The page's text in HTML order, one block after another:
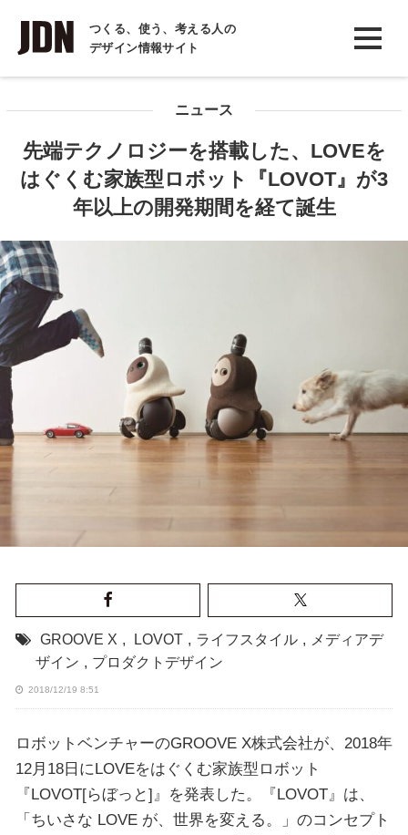
つくる、使う、考える人の
デザイン情報サイト
INTERVIEW
インタビュー
COLUMN
コラム
ニュース
先端テクノロジーを搭載した、LOVEを
はぐくむ家族型ロボット『LOVOT』が3
年以上の開発期間を経て誕生
GROOVE X , LOVOT , ライフスタイル , メディアデ
ザイン , プロダクトデザイン
2018/12/19 8:51
ロボットベンチャーのGROOVE X株式会社が、2018年
12月18日にLOVEをはぐくむ家族型ロボット
『LOVOT[らぼっと]』を発表した。『LOVOT』は、
「ちいさな LOVE が、世界を変える。」のコンセプト